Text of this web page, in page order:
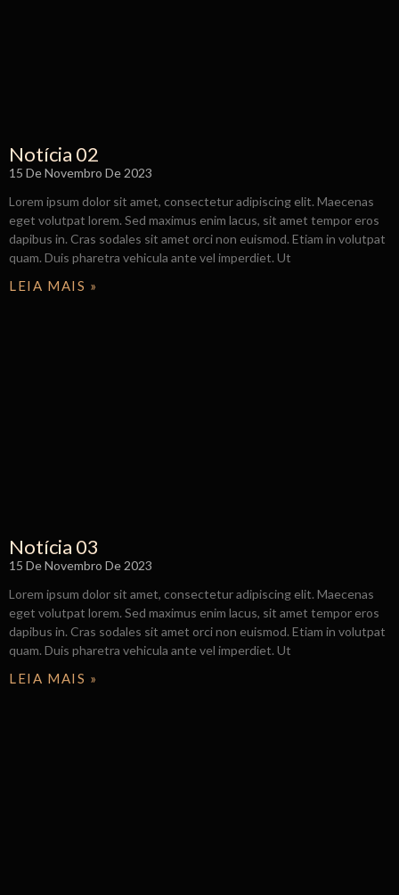
Notícia 02
15 De Novembro De 2023
Lorem ipsum dolor sit amet, consectetur adipiscing elit. Maecenas
eget volutpat lorem. Sed maximus enim lacus, sit amet tempor eros
dapibus in. Cras sodales sit amet orci non euismod. Etiam in volutpat
quam. Duis pharetra vehicula ante vel imperdiet. Ut
LEIA MAIS »
Notícia 03
15 De Novembro De 2023
Lorem ipsum dolor sit amet, consectetur adipiscing elit. Maecenas
eget volutpat lorem. Sed maximus enim lacus, sit amet tempor eros
dapibus in. Cras sodales sit amet orci non euismod. Etiam in volutpat
quam. Duis pharetra vehicula ante vel imperdiet. Ut
LEIA MAIS »